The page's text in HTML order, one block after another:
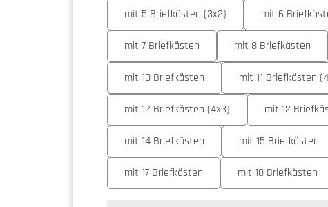
mit 5 Briefkästen (3x2) mit 6
mit 7 Briefkästen mit 8 Briefkästen
mit 10 Briefkästen mit 11 Briefkästen
mit 12 Briefkästen (4x3) mit 12
mit 14 Briefkästen mit 15 Briefkästen
mit 17 Briefkästen mit 18 Briefkästen